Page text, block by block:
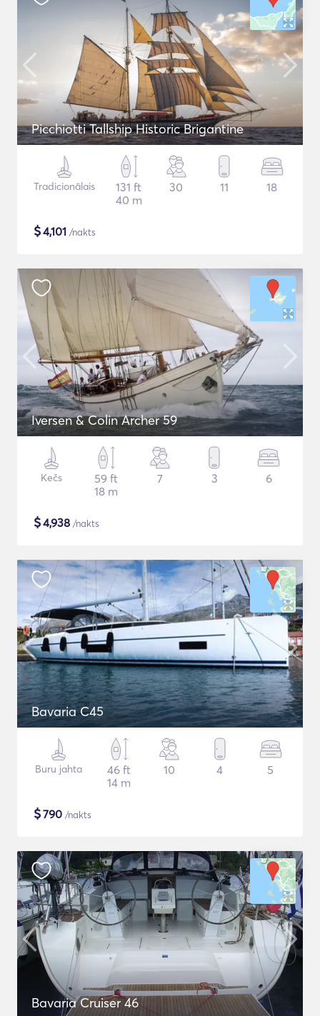
Picchiotti Tallship Historic Brigantine
Tradicionālais
131 ft
40 m
30 11 18
$4,101 /nakts
Iversen & Colin Archer 59
Kečs
59 ft
18 m
7 3 6
$4,938 /nakts
Bavaria C45
Buru jahta
46 ft
14 m
10 4 5
$790 /nakts
Bavaria Cruiser 46